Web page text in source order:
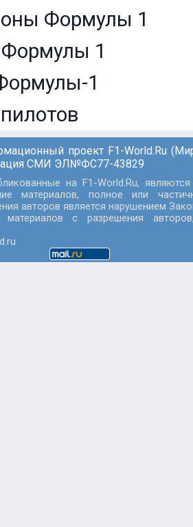
Формулы 1
Формулы 1
1
проект F1-World.Ru
СМИ ЭЛ№ФС77-43829
на F1-World.Ru,
материалов, полное или
авторов является нарушением
материалов с разрешения